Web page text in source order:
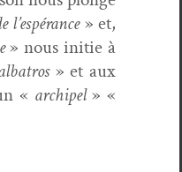
l’espérance» et,
» nous ini­tie à
» et aux
« archipel» «